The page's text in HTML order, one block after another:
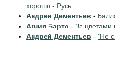
хорошо - Русь
Андрей Дементьев -
Агния Барто - За цветами
Андрей Дементьев - "Не